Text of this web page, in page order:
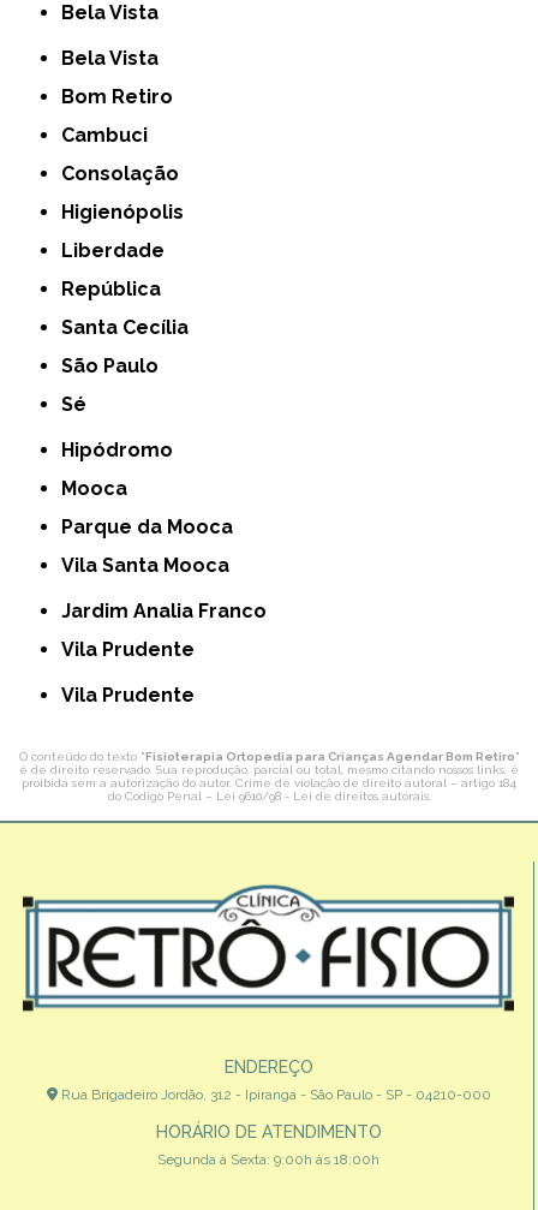
Bela Vista
Bela Vista
Bom Retiro
Cambuci
Consolação
Higienópolis
Liberdade
República
Santa Cecília
São Paulo
Sé
Hipódromo
Mooca
Parque da Mooca
Vila Santa Mooca
Jardim Analia Franco
Vila Prudente
Vila Prudente
O conteúdo do texto "Fisioterapia Ortopedia para Crianças Agendar Bom Retiro"
é de direito reservado. Sua reprodução, parcial ou total, mesmo citando nossos links, é
proibida sem a autorização do autor. Crime de violação de direito autoral – artigo 184
do Código Penal – Lei 9610/98 - Lei de direitos autorais.
ENDEREÇO
Rua Brigadeiro Jordão, 312 - Ipiranga - São Paulo - SP - 04210-000
HORÁRIO DE ATENDIMENTO
Segunda à Sexta: 9:00h às 18:00h